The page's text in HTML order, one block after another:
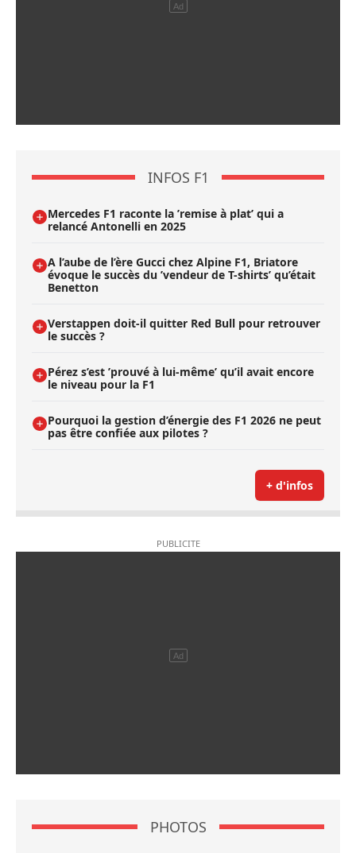
INFOS F1
Mercedes F1 raconte la ’remise à plat’ qui a
relancé Antonelli en 2025
A l’aube de l’ère Gucci chez Alpine F1, Briatore
évoque le succès du ’vendeur de T-shirts’ qu’était
Benetton
Verstappen doit-il quitter Red Bull pour retrouver
le succès ?
Pérez s’est ’prouvé à lui-même’ qu’il avait encore
le niveau pour la F1
Pourquoi la gestion d’énergie des F1 2026 ne peut
pas être confiée aux pilotes ?
+ d'infos
PHOTOS